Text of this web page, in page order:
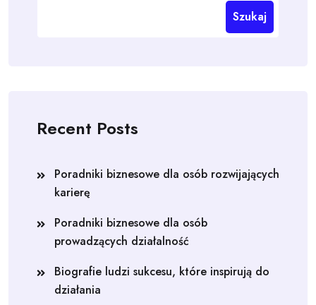
Szukaj
Recent Posts
Poradniki biznesowe dla osób rozwijających
karierę
Poradniki biznesowe dla osób
prowadzących działalność
Biografie ludzi sukcesu, które inspirują do
działania